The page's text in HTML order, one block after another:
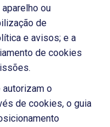
ou
de
e avisos; e a
de cookies
autorizam o
de cookies, o guia